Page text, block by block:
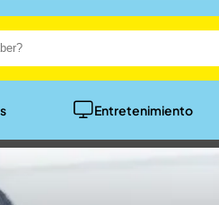
Entretenimiento